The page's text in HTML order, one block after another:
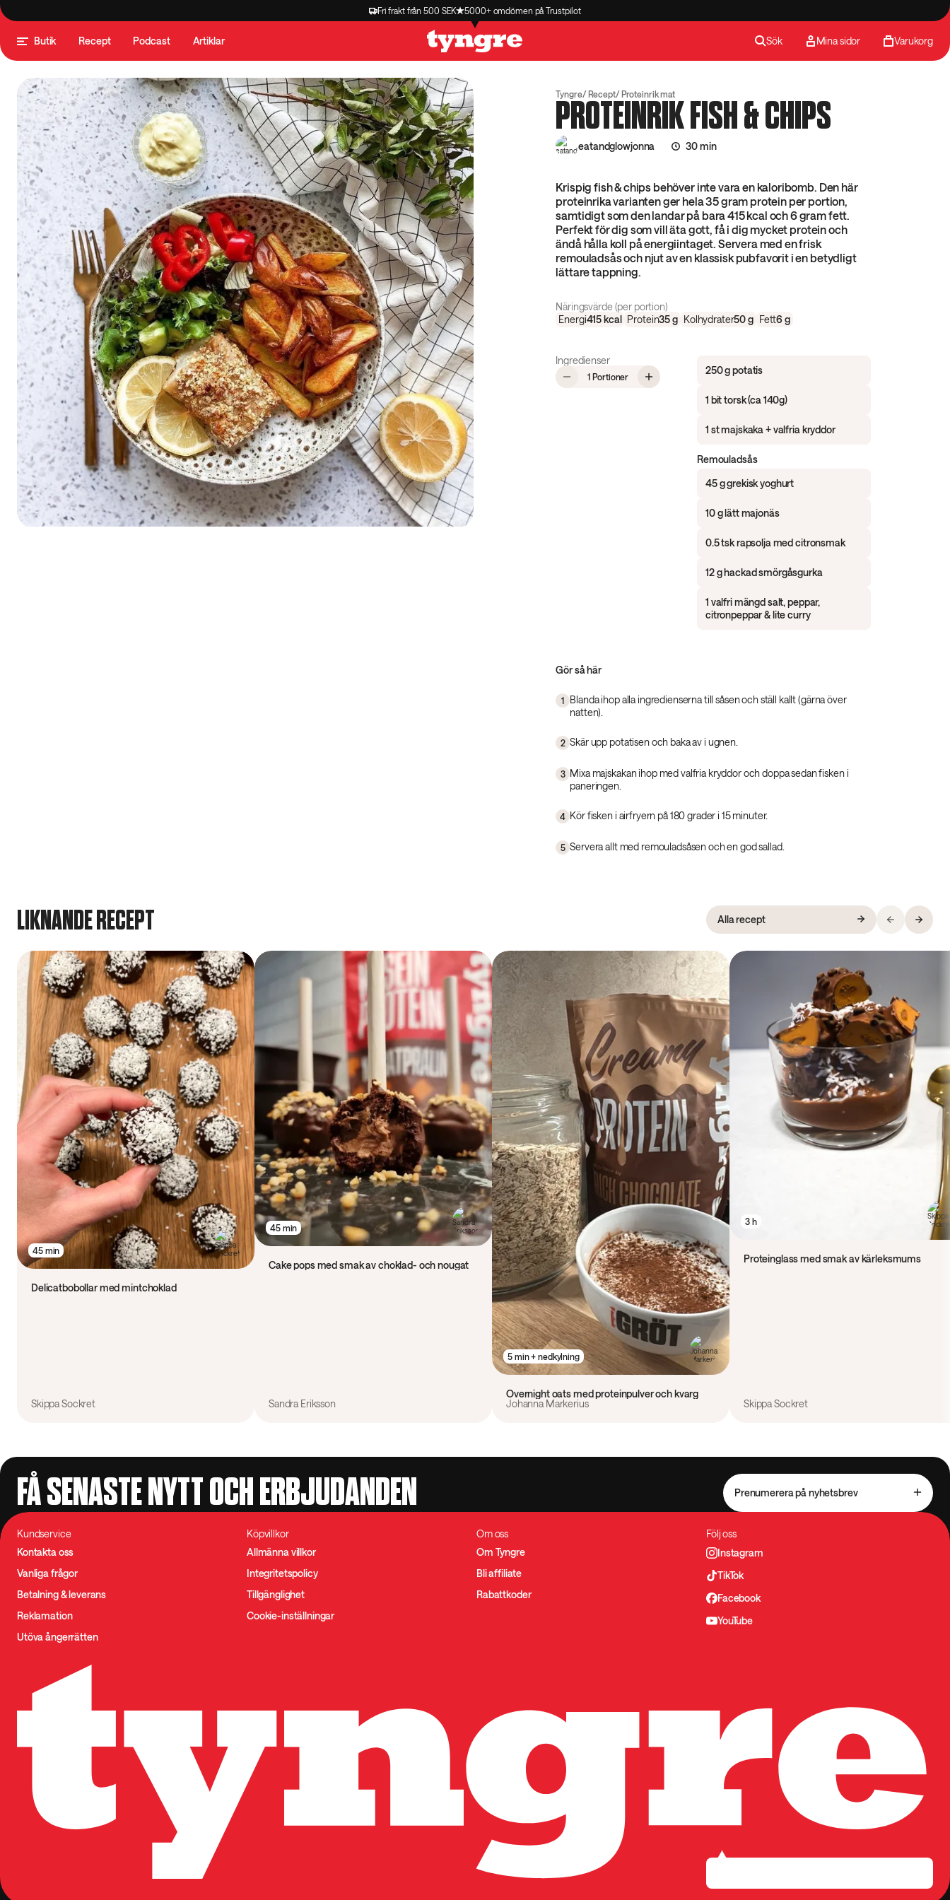
Fri frakt från 500 SEK 5000+ omdömen på Trustpilot
Butik Recept Podcast Artiklar Sök Mina sidor Varukorg
Tyngre Recept Proteinrik mat
PROTEINRIK FISH & CHIPS
eatandglowjonna 30 min
Krispig fish & chips behöver inte vara en kaloribomb. Den här
proteinrika varianten ger hela 35 gram protein per portion,
samtidigt som den landar på bara 415 kcal och 6 gram fett.
Perfekt för dig som vill äta gott, få i dig mycket protein och
ändå hålla koll på energiintaget. Servera med en frisk
remouladsås och njut av en klassisk pubfavorit i en betydligt
lättare tappning.
Näringsvärde (per portion)
Energi415kcal Protein35g Kolhydrater50g Fett6 g
Ingredienser
1 Portioner, Proteinrik fish & chips250 g potatis
1 bit torsk (ca 140g)
1 st majskaka + valfria kryddor
Remouladsås
45 g grekisk yoghurt
10 g lätt majonäs
0.5 tsk rapsolja med citronsmak
12 g hackad smörgåsgurka
1 valfri mängd salt, peppar,
citronpeppar & lite curry
Gör så här
1
Blanda ihop alla ingredienserna till såsen och ställ kallt (gärna över
natten).
2 Skär upp potatisen och baka av i ugnen.
3 Mixa majskakan ihop med valfria kryddor och doppa sedan fisken i
paneringen.
4 Kör fisken i airfryern på 180 grader i 15 minuter.
5 Servera allt med remouladsåsen och en god sallad.
LIKNANDE RECEPT Alla recept
45 min
Delicatbobollar med mintchoklad
Skippa Sockret
45 min
Cake pops med smak av choklad- och nougat
Sandra Eriksson
5 min + nedkylning
Overnight oats med proteinpulver och kvarg
Johanna Markerius
3 h
Proteinglass med smak av kärleksmums
Skippa Sockret
FÅ SENASTE NYTT OCH ERBJUDANDEN Prenumerera på nyhetsbrev
Kundservice
Kontakta oss
Vanliga frågor
Betalning & leverans
Reklamation
Utöva ångerrätten
Köpvillkor
Allmänna villkor
Integritetspolicy
Tillgänglighet
Cookie-inställningar
Om oss
Om Tyngre
Bli affiliate
Rabattkoder
Följ oss
Instagram
TikTok
Facebook
YouTube